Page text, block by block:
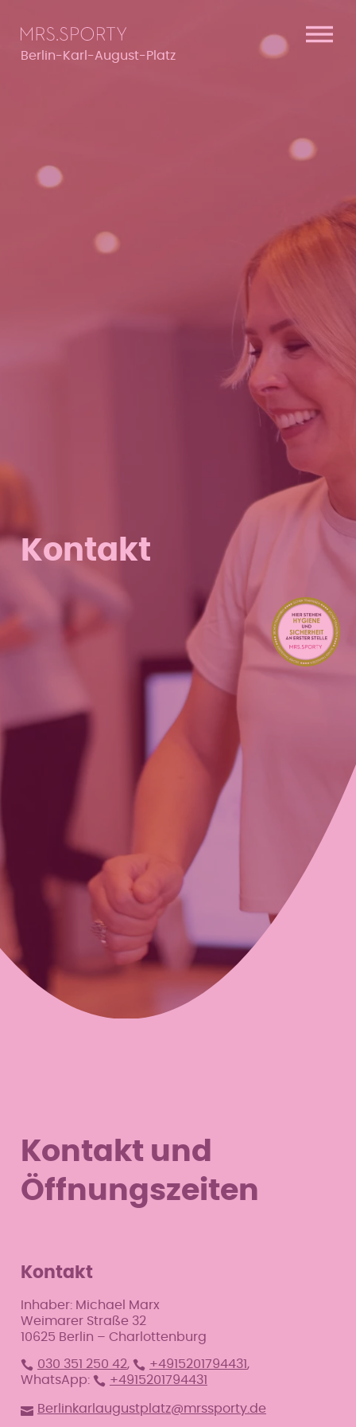
Berlin-Karl-August-Platz
Kontakt
Kontakt und
Öffnungszeiten
Kontakt
Inhaber: Michael Marx
Weimarer Straße 32
10625 Berlin – Charlottenburg
030 351 250 42, +4915201794431 ,
WhatsApp:
+4915201794431
Berlinkarlaugustplatz@mrssporty.de